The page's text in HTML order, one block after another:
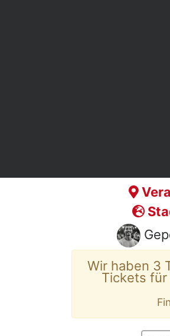
Wir haben 3
Tickets